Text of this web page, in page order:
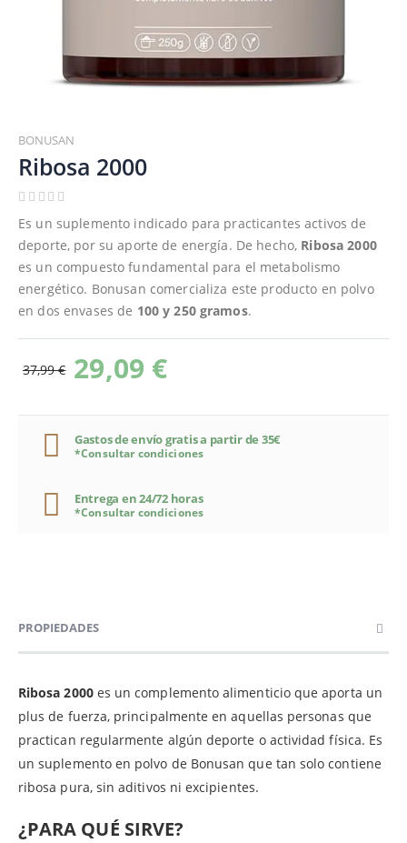
al
comienzo
de
la
galería
imágenes
BONUSAN
Ribosa 2000
Es un suplemento indicado para practicantes activos de
deporte, por su aporte de energía. De hecho, Ribosa 2000
es un compuesto fundamental para el metabolismo
energético. Bonusan comercializa este producto en polvo
en dos envases de 100 y 250 gramos.
29,09 €
37,99 €
Gastos de envío gratis a partir de 35€
*Consultar condiciones
Entrega en 24/72 horas
*Consultar condiciones
PROPIEDADES
Ribosa 2000es un complemento alimenticio que aporta un
plus de fuerza, principalmente en aquellas personas que
practican regularmente algún deporte o actividad física. Es
un suplemento en polvo de Bonusan que tan solo contiene
ribosa pura, sin aditivos ni excipientes.
¿PARA QUÉ SIRVE?